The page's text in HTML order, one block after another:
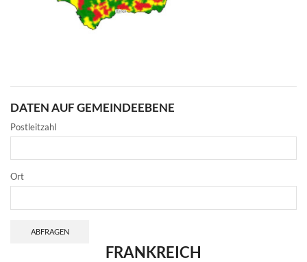
DATEN AUF GEMEINDEEBENE
Postleitzahl
Ort
ABFRAGEN
FRANKREICH